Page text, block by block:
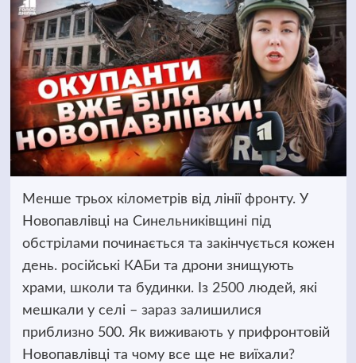
Менше трьох кілометрів від лінії фронту. У
Новопавлівці на Синельниківщині під
обстрілами починається та закінчується кожен
день. російські КАБи та дрони знищують
храми, школи та будинки. Із 2500 людей, які
мешкали у селі – зараз залишилися
приблизно 500. Як виживають у прифронтовій
Новопавлівці та чому все ще не виїхали?